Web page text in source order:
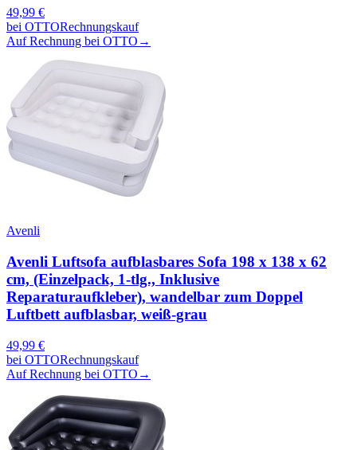
49,99 €
bei OTTORechnungskauf
Auf Rechnung bei OTTO →
Avenli
Avenli Luftsofa aufblasbares Sofa 198 x 138 x 62
cm, (Einzelpack, 1-tlg., Inklusive
Reparaturaufkleber), wandelbar zum Doppel
Luftbett aufblasbar, weiß-grau
49,99 €
bei OTTORechnungskauf
Auf Rechnung bei OTTO →